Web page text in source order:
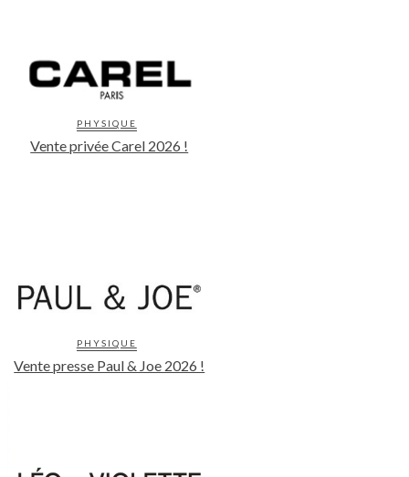
PHYSIQUE
Vente privée Carel 2026 !
PHYSIQUE
Vente presse Paul & Joe 2026 !